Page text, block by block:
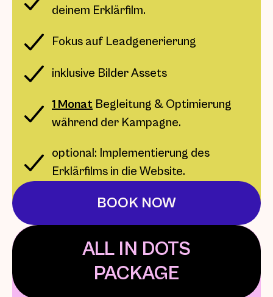
deinem Erklärfilm.
Fokus auf Leadgenerierung
inklusive Bilder Assets
1 Monat Begleitung & Optimierung
während der Kampagne.
optional: Implementierung des
Erklärfilms in die Website.
BOOK NOW
ALL IN DOTS
PACKAGE